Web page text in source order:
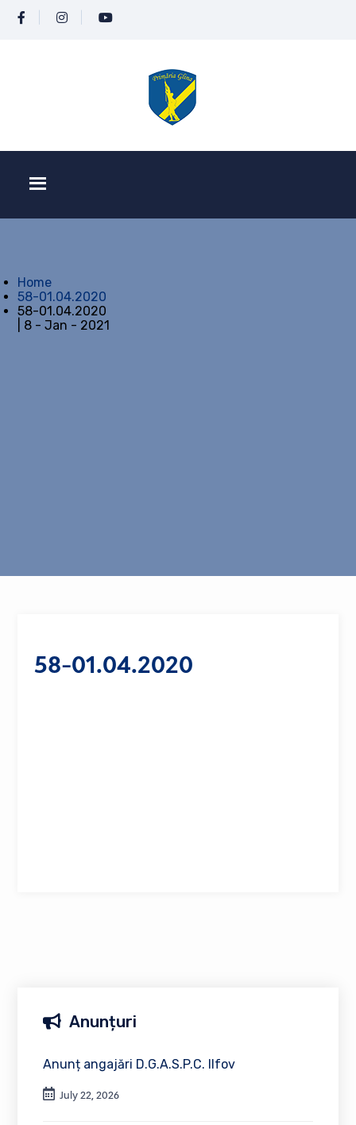
Home
58-01.04.2020
58-01.04.2020
| 8 - Jan - 2021
58-01.04.2020
Anunțuri
Anunț angajări D.G.A.S.P.C. Ilfov
July 22, 2026